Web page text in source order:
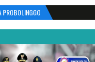
PROBOLINGGO